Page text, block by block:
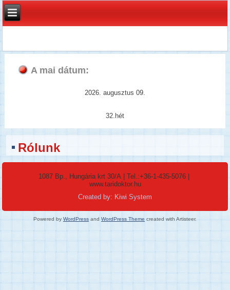
A mai dátum:
2026. augusztus 09.
32.hét
Rólunk
1087 Bp., Hungária krt 30/A | Tel.:+36-1-435-5076
www.taridoktor.hu
Created by: Kiwi System
Powered by WordPress and WordPress Theme created with Artisteer.